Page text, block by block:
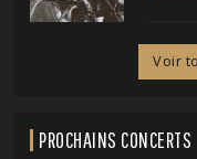
Voir
PROCHAINS CONCERTS